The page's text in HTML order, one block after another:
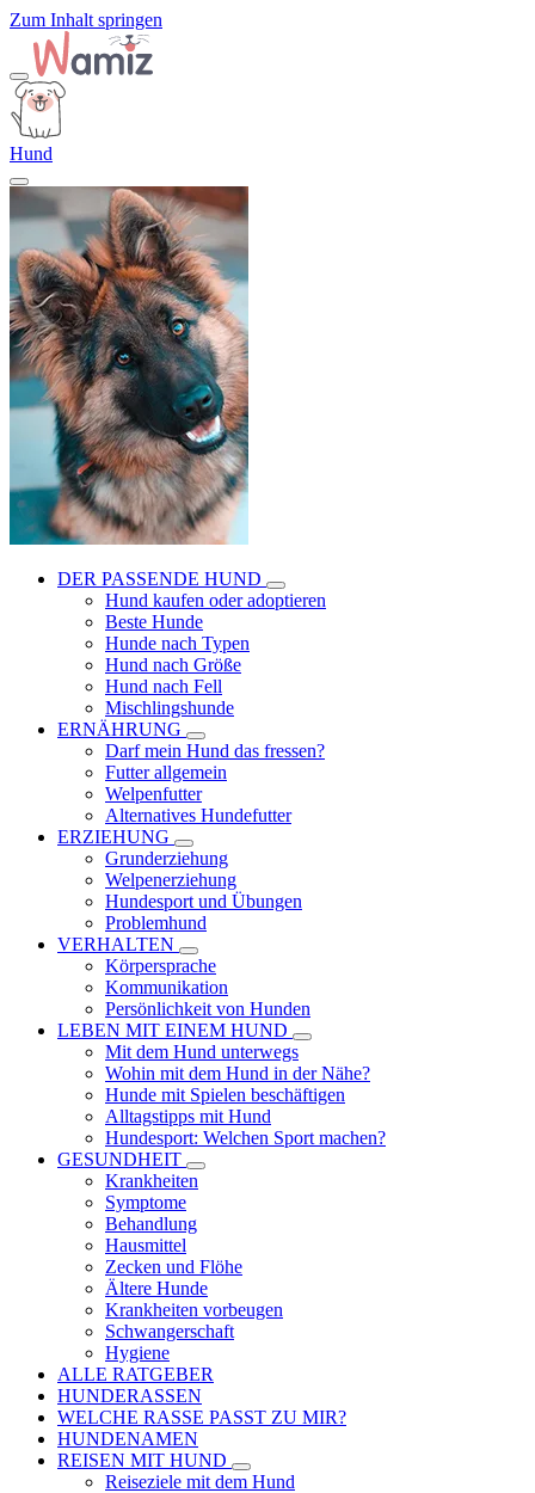
Zum Inhalt springen
Hund
DER PASSENDE HUND
Hund kaufen oder adoptieren
Beste Hunde
Hunde nach Typen
Hund nach Größe
Hund nach Fell
Mischlingshunde
ERNÄHRUNG
Darf mein Hund das fressen?
Futter allgemein
Welpenfutter
Alternatives Hundefutter
ERZIEHUNG
Grunderziehung
Welpenerziehung
Hundesport und Übungen
Problemhund
VERHALTEN
Körpersprache
Kommunikation
Persönlichkeit von Hunden
LEBEN MIT EINEM HUND
Mit dem Hund unterwegs
Wohin mit dem Hund in der Nähe?
Hunde mit Spielen beschäftigen
Alltagstipps mit Hund
Hundesport: Welchen Sport machen?
GESUNDHEIT
Krankheiten
Symptome
Behandlung
Hausmittel
Zecken und Flöhe
Ältere Hunde
Krankheiten vorbeugen
Schwangerschaft
Hygiene
ALLE RATGEBER
HUNDERASSEN
WELCHE RASSE PASST ZU MIR?
HUNDENAMEN
REISEN MIT HUND
Reiseziele mit dem Hund